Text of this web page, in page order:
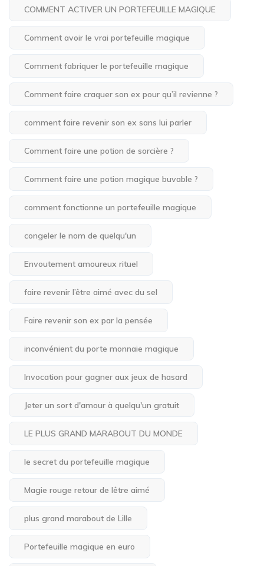
COMMENT ACTIVER UN PORTEFEUILLE MAGIQUE
Comment avoir le vrai portefeuille magique
Comment fabriquer le portefeuille magique
Comment faire craquer son ex pour qu’il revienne ?
comment faire revenir son ex sans lui parler
Comment faire une potion de sorcière ?
Comment faire une potion magique buvable ?
comment fonctionne un portefeuille magique
congeler le nom de quelqu'un
Envoutement amoureux rituel
faire revenir l’être aimé avec du sel
Faire revenir son ex par la pensée
inconvénient du porte monnaie magique
Invocation pour gagner aux jeux de hasard
Jeter un sort d'amour à quelqu'un gratuit
LE PLUS GRAND MARABOUT DU MONDE
le secret du portefeuille magique
Magie rouge retour de lêtre aimé
plus grand marabout de Lille
Portefeuille magique en euro